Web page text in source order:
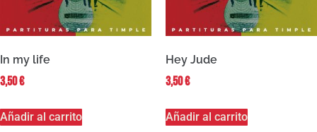
In my life
3,50€
Añadir al carrito
Hey Jude
3,50€
Añadir al carrito